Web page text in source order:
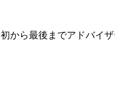
から最後までアドバイ